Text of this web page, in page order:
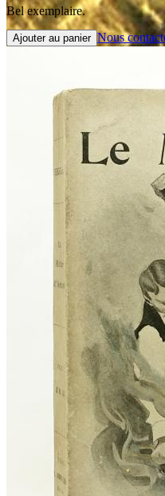
Bel exemplaire.
Ajouter au panier Nous